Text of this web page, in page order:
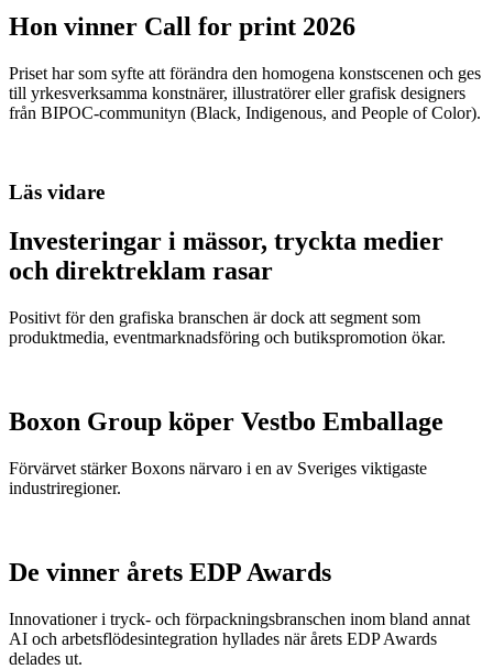
Hon vinner Call for print 2026
Priset har som syfte att förändra den homogena konstscenen och ges
till yrkesverksamma konstnärer, illustratörer eller grafisk designers
från BIPOC-communityn (Black, Indigenous, and People of Color).
Läs vidare
Investeringar i mässor, tryckta medier
och direktreklam rasar
Positivt för den grafiska branschen är dock att segment som
produktmedia, eventmarknadsföring och butikspromotion ökar.
Boxon Group köper Vestbo Emballage
Förvärvet stärker Boxons närvaro i en av Sveriges viktigaste
industriregioner.
De vinner årets EDP Awards
Innovationer i tryck- och förpackningsbranschen inom bland annat
AI och arbetsflödesintegration hyllades när årets EDP Awards
delades ut.